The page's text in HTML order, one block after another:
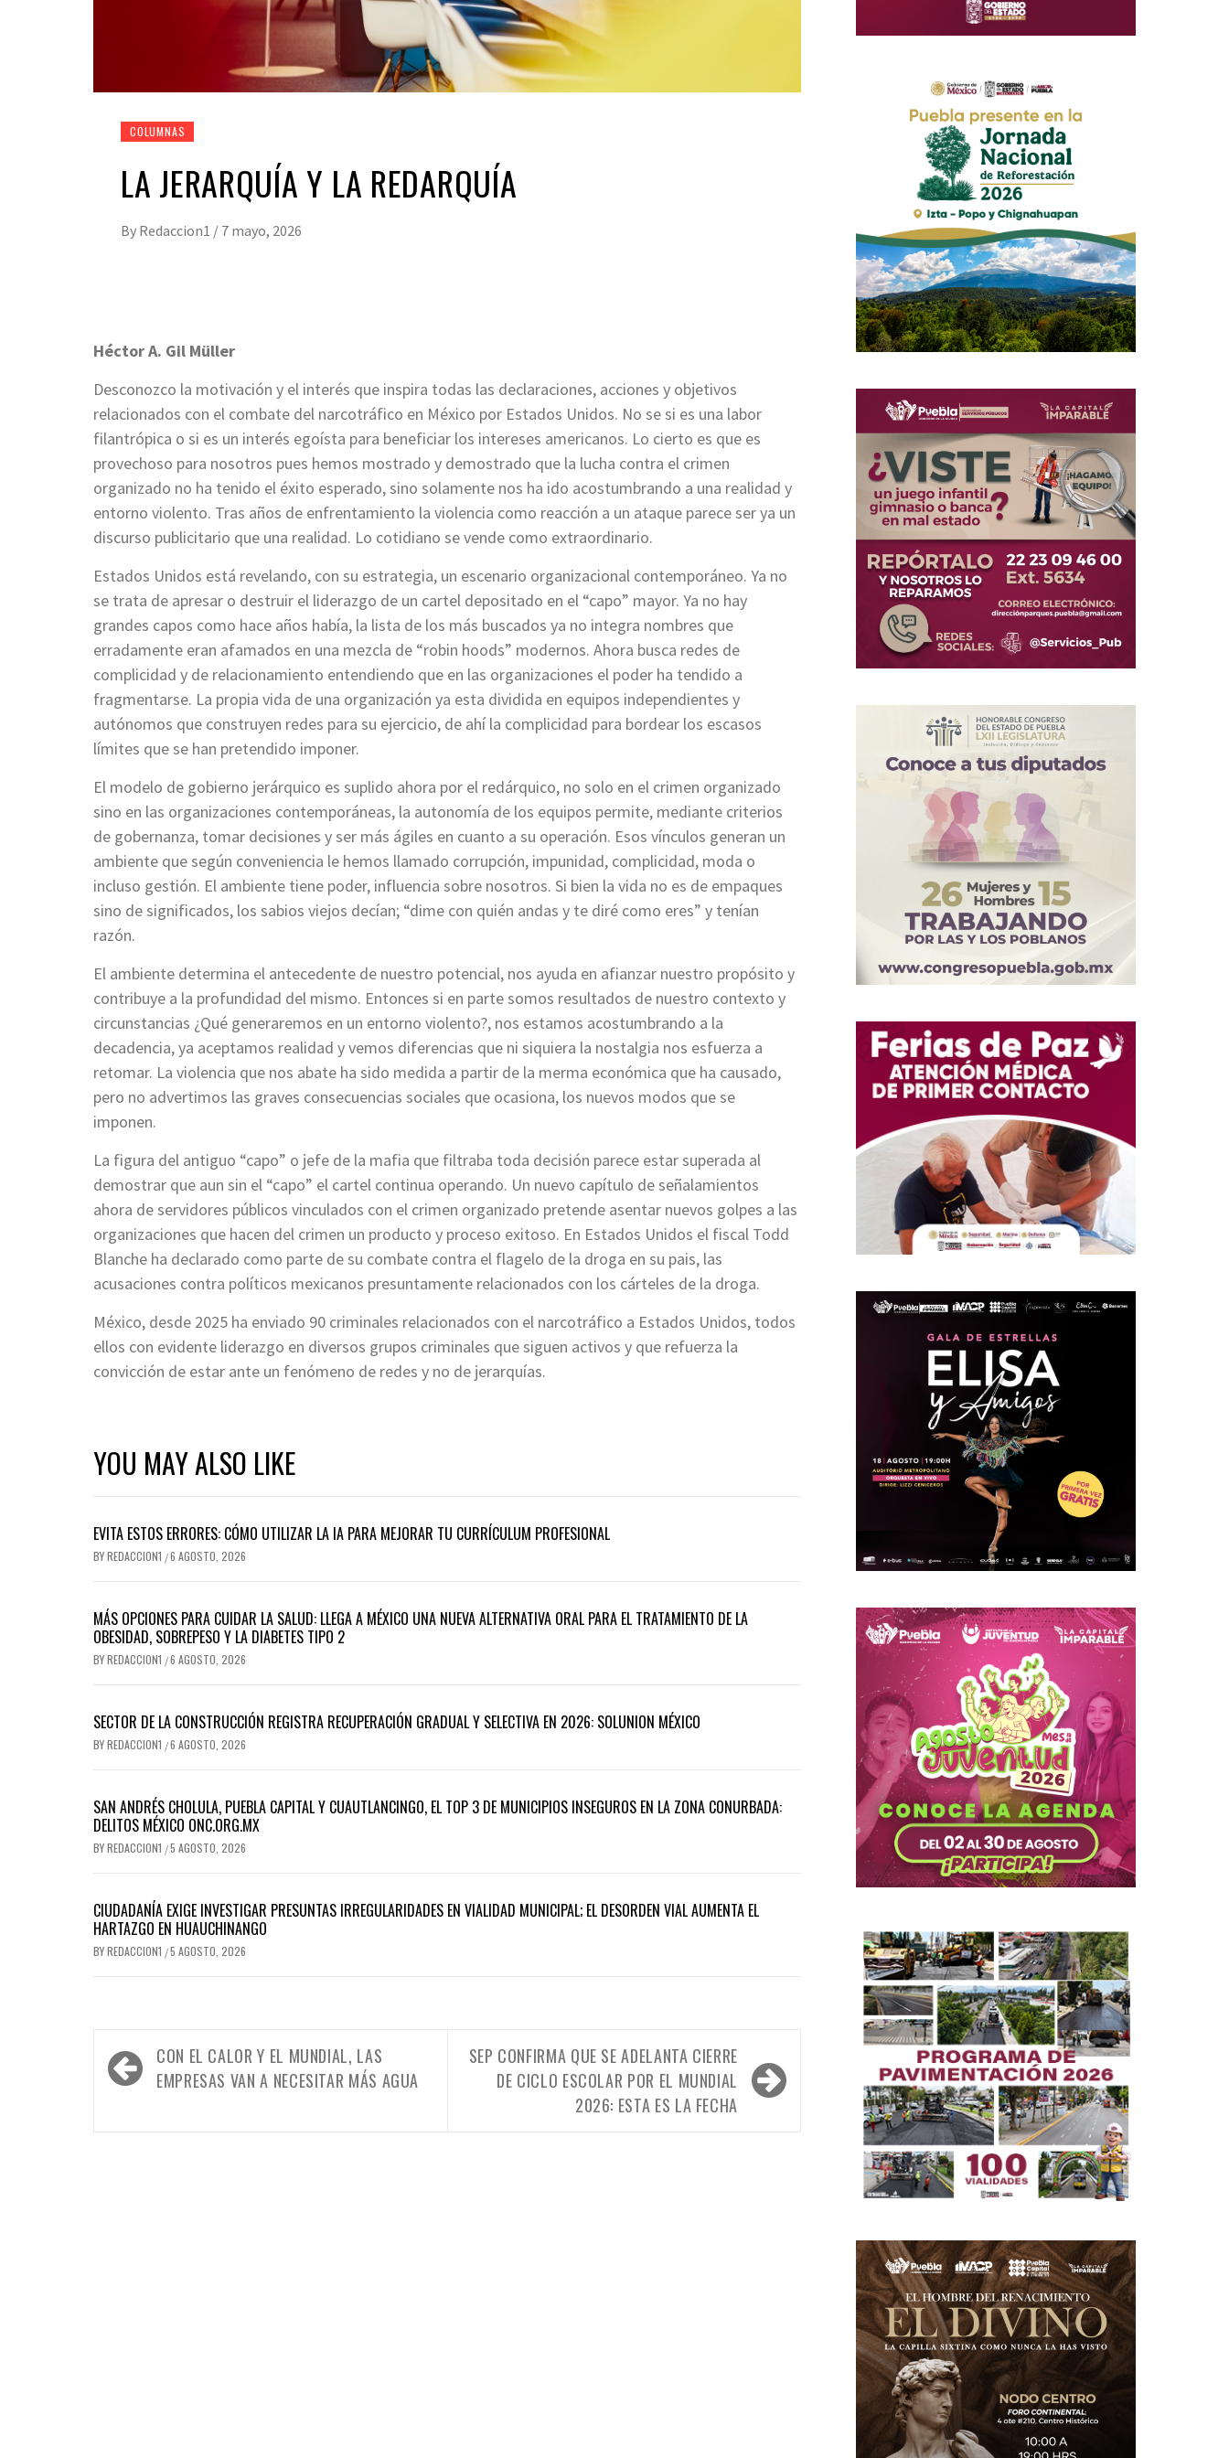
COLUMNAS
LA JERARQUÍA Y LA REDARQUÍA
By Redaccion1 / 7 mayo, 2026
Héctor A. Gil Müller
Desconozco la motivación y el interés que inspira todas las declaraciones, acciones y objetivos
relacionados con el combate del narcotráfico en México por Estados Unidos. No se si es una labor
filantrópica o si es un interés egoísta para beneficiar los intereses americanos. Lo cierto es que es
provechoso para nosotros pues hemos mostrado y demostrado que la lucha contra el crimen
organizado no ha tenido el éxito esperado, sino solamente nos ha ido acostumbrando a una realidad y
entorno violento. Tras años de enfrentamiento la violencia como reacción a un ataque parece ser ya un
discurso publicitario que una realidad. Lo cotidiano se vende como extraordinario.
Estados Unidos está revelando, con su estrategia, un escenario organizacional contemporáneo. Ya no
se trata de apresar o destruir el liderazgo de un cartel depositado en el “capo” mayor. Ya no hay
grandes capos como hace años había, la lista de los más buscados ya no integra nombres que
erradamente eran afamados en una mezcla de “robin hoods” modernos. Ahora busca redes de
complicidad y de relacionamiento entendiendo que en las organizaciones el poder ha tendido a
fragmentarse. La propia vida de una organización ya esta dividida en equipos independientes y
autónomos que construyen redes para su ejercicio, de ahí la complicidad para bordear los escasos
límites que se han pretendido imponer.
El modelo de gobierno jerárquico es suplido ahora por el redárquico, no solo en el crimen organizado
sino en las organizaciones contemporáneas, la autonomía de los equipos permite, mediante criterios
de gobernanza, tomar decisiones y ser más ágiles en cuanto a su operación. Esos vínculos generan un
ambiente que según conveniencia le hemos llamado corrupción, impunidad, complicidad, moda o
incluso gestión. El ambiente tiene poder, influencia sobre nosotros. Si bien la vida no es de empaques
sino de significados, los sabios viejos decían; “dime con quién andas y te diré como eres” y tenían
razón.
El ambiente determina el antecedente de nuestro potencial, nos ayuda en afianzar nuestro propósito y
contribuye a la profundidad del mismo. Entonces si en parte somos resultados de nuestro contexto y
circunstancias ¿Qué generaremos en un entorno violento?, nos estamos acostumbrando a la
decadencia, ya aceptamos realidad y vemos diferencias que ni siquiera la nostalgia nos esfuerza a
retomar. La violencia que nos abate ha sido medida a partir de la merma económica que ha causado,
pero no advertimos las graves consecuencias sociales que ocasiona, los nuevos modos que se
imponen.
La figura del antiguo “capo” o jefe de la mafia que filtraba toda decisión parece estar superada al
demostrar que aun sin el “capo” el cartel continua operando. Un nuevo capítulo de señalamientos
ahora de servidores públicos vinculados con el crimen organizado pretende asentar nuevos golpes a las
organizaciones que hacen del crimen un producto y proceso exitoso. En Estados Unidos el fiscal Todd
Blanche ha declarado como parte de su combate contra el flagelo de la droga en su pais, las
acusaciones contra políticos mexicanos presuntamente relacionados con los cárteles de la droga.
México, desde 2025 ha enviado 90 criminales relacionados con el narcotráfico a Estados Unidos, todos
ellos con evidente liderazgo en diversos grupos criminales que siguen activos y que refuerza la
convicción de estar ante un fenómeno de redes y no de jerarquías.
YOU MAY ALSO LIKE
EVITA ESTOS ERRORES: CÓMO UTILIZAR LA IA PARA MEJORAR TU CURRÍCULUM PROFESIONAL
BYREDACCION1 /6 AGOSTO, 2026
MÁS OPCIONES PARA CUIDAR LA SALUD: LLEGA A MÉXICO UNA NUEVA ALTERNATIVA ORAL PARA EL TRATAMIENTO DE LA
OBESIDAD, SOBREPESO Y LA DIABETES TIPO 2
BYREDACCION1 /6 AGOSTO, 2026
SECTOR DE LA CONSTRUCCIÓN REGISTRA RECUPERACIÓN GRADUAL Y SELECTIVA EN 2026: SOLUNION MÉXICO
BYREDACCION1 /6 AGOSTO, 2026
SAN ANDRÉS CHOLULA, PUEBLA CAPITAL Y CUAUTLANCINGO, EL TOP 3 DE MUNICIPIOS INSEGUROS EN LA ZONA CONURBADA:
DELITOS MÉXICO ONC.ORG.MX
BYREDACCION1 /5 AGOSTO, 2026
CIUDADANÍA EXIGE INVESTIGAR PRESUNTAS IRREGULARIDADES EN VIALIDAD MUNICIPAL; EL DESORDEN VIAL AUMENTA EL
HARTAZGO EN HUAUCHINANGO
BYREDACCION1 /5 AGOSTO, 2026
Navegación
de
CON EL CALOR Y EL MUNDIAL, LAS
EMPRESAS VAN A NECESITAR MÁS AGUA
SEP CONFIRMA QUE SE ADELANTA CIERRE
DE CICLO ESCOLAR POR EL MUNDIAL
2026: ESTA ES LA FECHA